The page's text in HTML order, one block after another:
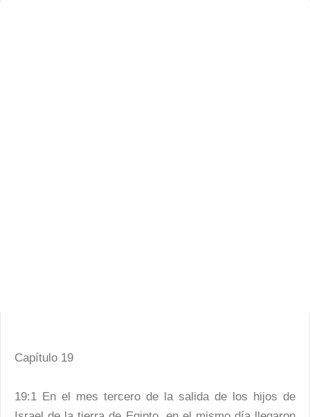
Capítulo 19
19:1 En el mes tercero de la salida de los hijos de